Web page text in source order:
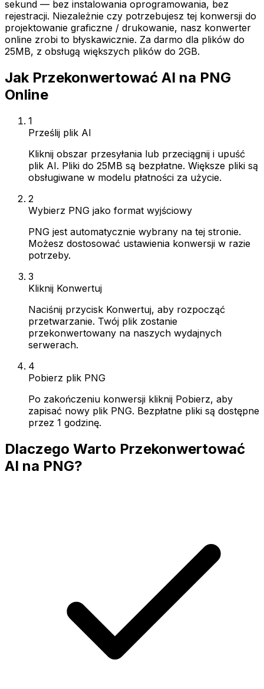
sekund — bez instalowania oprogramowania, bez
rejestracji. Niezależnie czy potrzebujesz tej konwersji do
projektowanie graficzne / drukowanie, nasz konwerter
online zrobi to błyskawicznie. Za darmo dla plików do
25MB, z obsługą większych plików do 2GB.
Jak Przekonwertować AI na PNG
Online
1
Prześlij plik AI
Kliknij obszar przesyłania lub przeciągnij i upuść
plik AI. Pliki do 25MB są bezpłatne. Większe pliki są
obsługiwane w modelu płatności za użycie.
2
Wybierz PNG jako format wyjściowy
PNG jest automatycznie wybrany na tej stronie.
Możesz dostosować ustawienia konwersji w razie
potrzeby.
3
Kliknij Konwertuj
Naciśnij przycisk Konwertuj, aby rozpocząć
przetwarzanie. Twój plik zostanie
przekonwertowany na naszych wydajnych
serwerach.
4
Pobierz plik PNG
Po zakończeniu konwersji kliknij Pobierz, aby
zapisać nowy plik PNG. Bezpłatne pliki są dostępne
przez 1 godzinę.
Dlaczego Warto Przekonwertować
AI na PNG?